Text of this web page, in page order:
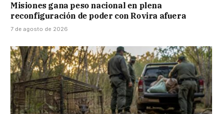
Misiones gana peso nacional en plena
reconfiguración de poder con Rovira afuera
7 de agosto de 2026